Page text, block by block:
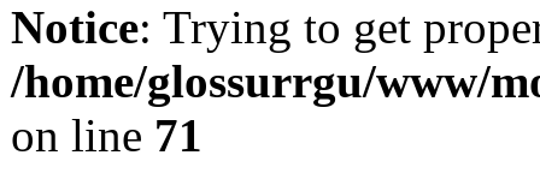
Notice: Trying to get
/home/glossurrgu/www/
on line 71